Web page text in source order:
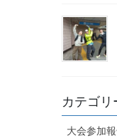
カテゴリ
大会参加